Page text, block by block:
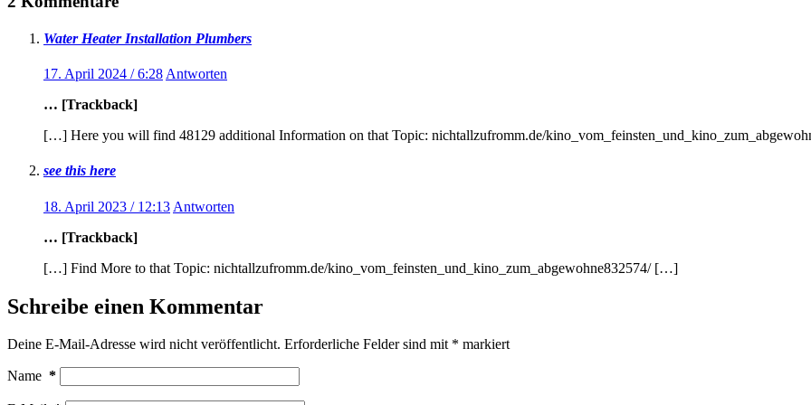
Water Heater Installation Plumbers
17. April 2024 / 6:28 Antworten
… [Trackback]
[…] Here you will find 48129 additional Information on that Topic: nichtallzufromm.de/
see this here
18. April 2023 / 12:13 Antworten
… [Trackback]
[…] Find More to that Topic: nichtallzufromm.de/kino_vom_feinsten_und_kino_zum_abgewohne832574/ […]
Schreibe einen Kommentar
Deine E-Mail-Adresse wird nicht veröffentlicht. Erforderliche Felder sind mit * markiert
Name *